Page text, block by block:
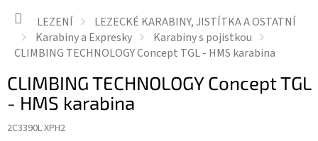
Domů
LEZENÍ
LEZECKÉ KARABINY, JISTÍTKA A OSTATNÍ
Karabiny a Expresky
Karabiny s pojistkou
CLIMBING TECHNOLOGY Concept TGL - HMS karabina
CLIMBING TECHNOLOGY Concept TGL
- HMS karabina
2C3390L XPH2